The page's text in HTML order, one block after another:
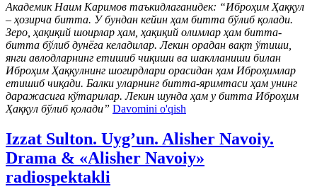
Академик Наим Каримов таъкидлаганидек: “Иброҳим Ҳаққул
– ҳозирча битта. У бундан кейин ҳам битта бўлиб қолади.
Зеро, ҳақиқий шоирлар ҳам, ҳақиқий олимлар ҳам битта-
битта бўлиб дунёга келадилар. Лекин орадан вақт ўтиши,
янги авлодларнинг етишиб чиқиши ва шаклланиши билан
Иброҳим Ҳаққулнинг шогирдлари орасидан ҳам Иброҳимлар
етишиб чиқади. Балки уларнинг битта-яримтаси ҳам унинг
даражасига кўтарилар. Лекин шунда ҳам у битта Иброҳим
Ҳаққул бўлиб қолади” Davomini o'qish
Izzat Sulton. Uyg’un. Alisher Navoiy.
Drama & «Alisher Navoiy»
radiospektakli